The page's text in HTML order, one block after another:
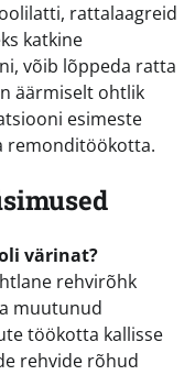
rattalaagreid
katkine
võib lõppeda ratta
äärmiselt ohtlik
esimeste
remonditöökotta.
värinat?
rehvirõhk
muutunud
töökotta kallisse
rehvide rõhud